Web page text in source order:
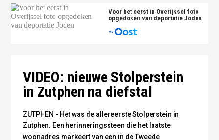
Voor het eerst in Overijssel foto
opgedoken van deportatie Joden
VIDEO: nieuwe Stolperstein
in Zutphen na diefstal
ZUTPHEN - Het was de allereerste Stolperstein in
Zutphen. Een herinneringssteen die het laatste
woonadres markeert van een in de Tweede